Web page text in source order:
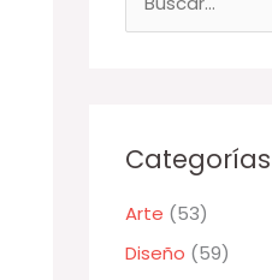
a
p
o
Arte (53)
Diseño (59)